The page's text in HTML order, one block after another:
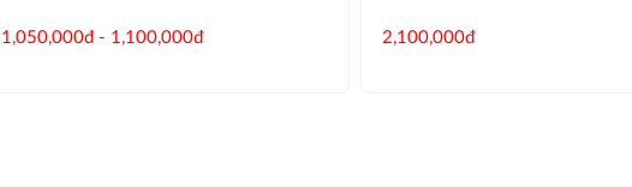
1,050,000đ - 1,100,000đ 2,100,000đ